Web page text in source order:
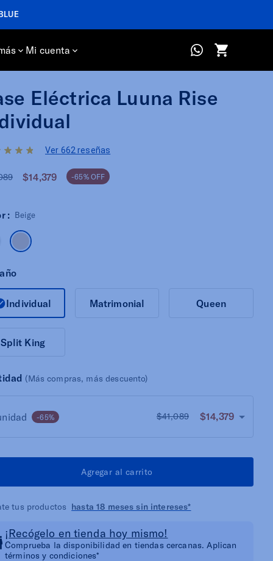
Mi cuenta
Eléctrica Luuna Rise
Ver 662 reseñas
$14,379 -65% OFF
: Beige
Individual Matrimonial Queen
Split King
(Más compras, más descuento)
-65% $41,089 $14,379
Agregar al carrito
tus productos hasta 18 meses sin intereses*
¡Recógelo en tienda hoy mismo!
Comprueba la disponibilidad en tiendas cercanas. Aplican
términos y condiciones*